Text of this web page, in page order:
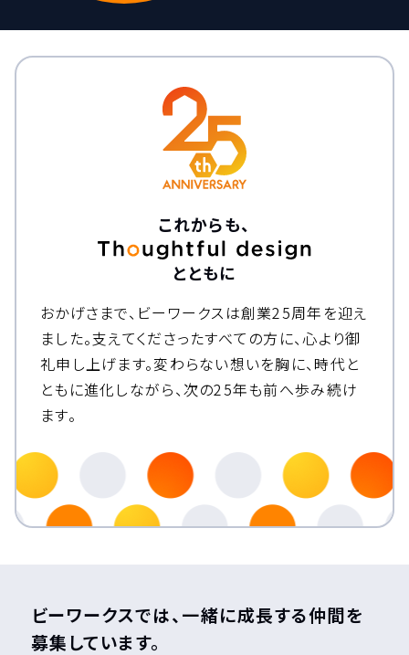
これからも、
とともに
おかげさまで、ビーワークスは創業25周年を迎え
ました。支えてくださったすべての方に、心より御
礼申し上げます。変わらない想いを胸に、時代と
ともに進化しながら、次の25年も前へ歩み続け
ます。
ビーワークスでは、一緒に成長する仲間を
募集しています。